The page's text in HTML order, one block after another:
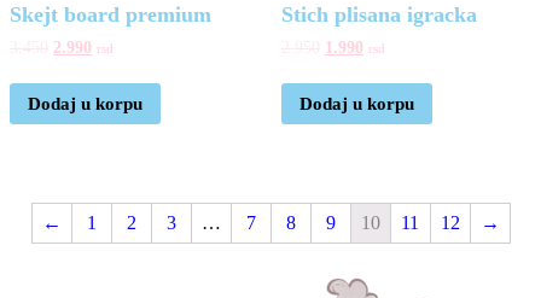
Skejt board premium
2.990 rsd
Dodaj u korpu
Stich plisana igracka
1.990 rsd
Dodaj u korpu
← 1 2 3 … 7 8 9 10 11 12 →